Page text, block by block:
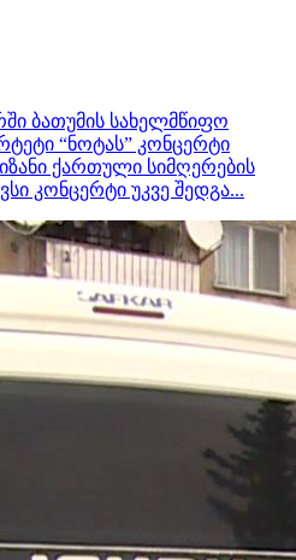
ბათუმის სახელმწიფო
“ნოტას” კონცერტი
ქართული სიმღერების
კონცერტი უკვე შედგა...